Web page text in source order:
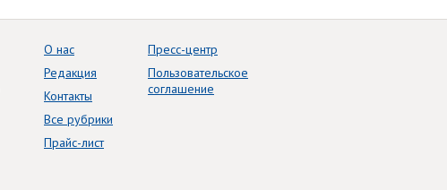
О нас
Редакция
Контакты
Все рубрики
Прайс-лист
Пресс-центр
Пользовательское
соглашение